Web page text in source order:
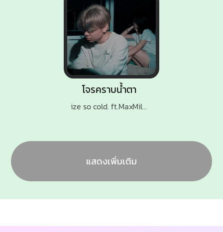
โจรคราบน้ำตา
ize so cold. ft.MaxMillor
แสดงเพิ่มเติม